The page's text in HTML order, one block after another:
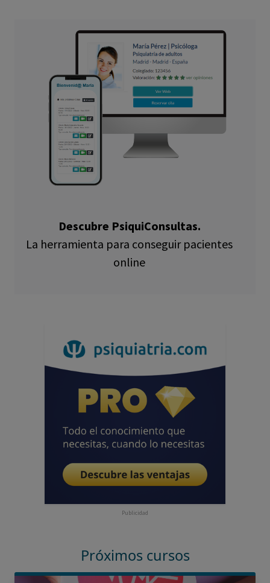
Descubre PsiquiConsultas.
La herramienta para conseguir pacientes
online
Publicidad
Próximos cursos